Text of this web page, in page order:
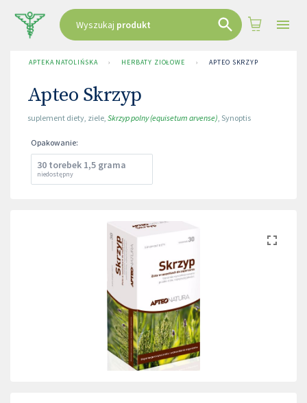
Wyszukaj produkt
APTEKA NATOLIŃSKA › HERBATY ZIOŁOWE › APTEO SKRZYP
Apteo Skrzyp
suplement diety, ziele, Skrzyp polny (equisetum arvense), Synoptis
Opakowanie:
30 torebek 1,5 grama
niedostępny